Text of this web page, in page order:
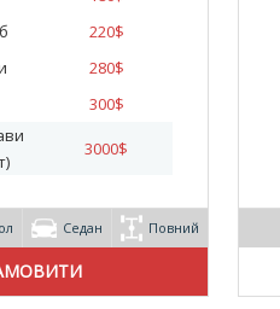
220$
280$
300$
3000$
Седан Повний